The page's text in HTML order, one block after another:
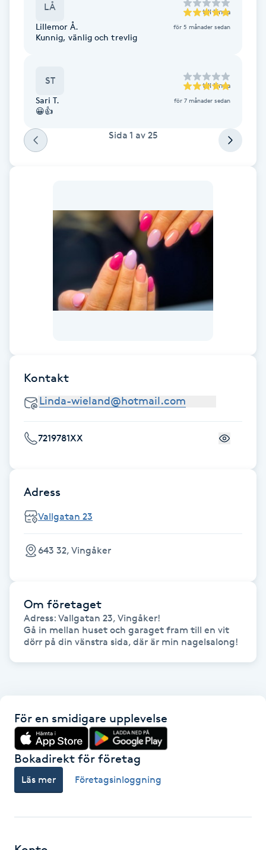
Face framing
Faceliftmassage
Fet hårbotten
Fettreducering
Fransborttagning
Fransfärgning
Fransförlängning
Fransförlängning Volym
Fransk manikyr
Fransrengöring
Frekvensterapi
Friskvård
Funktionsanalys
Färgning
LÅ till Linda
Lillemor Å. för 5 månader sedan
Kunnig, vänlig och trevlig
ST till Linda
Sari T. för 7 månader sedan
😀👍
Sida 1 av 25
Kontakt
7219781XX
Adress
Vallgatan 23
643 32, Vingåker
Om företaget
Adress: Vallgatan 23, Vingåker!
Gå in mellan huset och garaget fram till en vit
dörr på din vänstra sida, där är min nagelsalong!
För en smidigare upplevelse
Bokadirekt för företag
Läs mer Företagsinloggning